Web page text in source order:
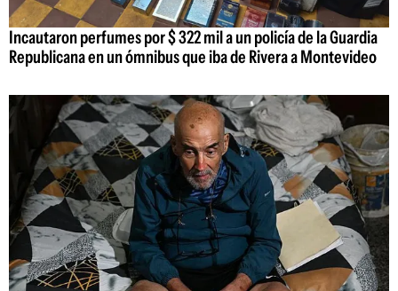
Incautaron perfumes por $ 322 mil a un policía de la Guardia
Republicana en un ómnibus que iba de Rivera a Montevideo